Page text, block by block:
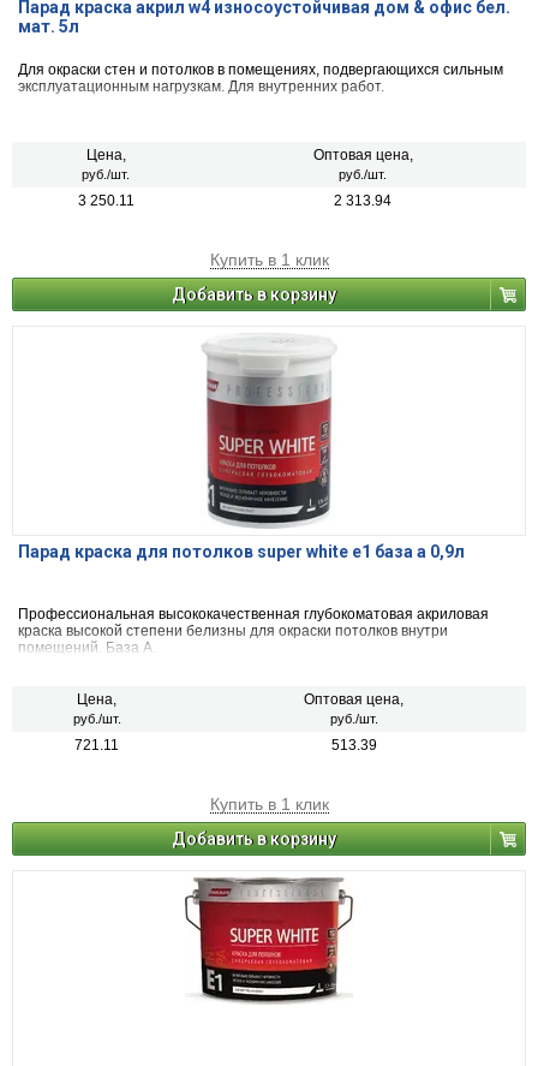
Парад краска акрил w4 износоустойчивая дом & офис бел.
мат. 5л
Для окраски стен и потолков в помещениях, подвергающихся сильным
эксплуатационным нагрузкам. Для внутренних работ.
Цена,
руб./шт.
Оптовая цена,
руб./шт.
3 250.11 2 313.94
Купить в 1 клик
Добавить в корзину
Парад краска для потолков super white e1 база а 0,9л
Профессиональная высококачественная глубокоматовая акриловая
краска высокой степени белизны для окраски потолков внутри
помещений. База А.
Цена,
руб./шт.
Оптовая цена,
руб./шт.
721.11 513.39
Купить в 1 клик
Добавить в корзину